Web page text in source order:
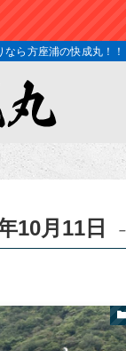
ら方座浦の快成丸！
10月11日